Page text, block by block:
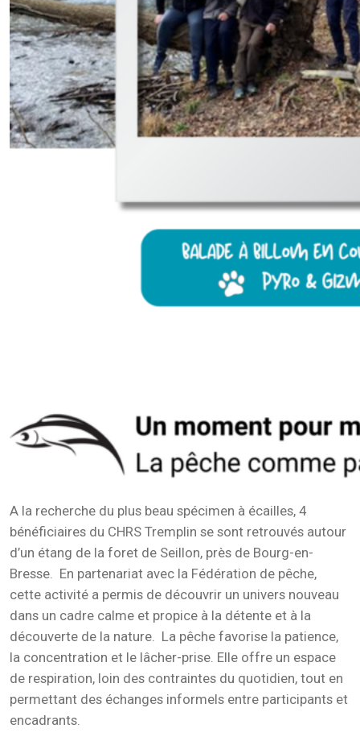
A la recherche du plus beau spécimen à écailles, 4
bénéficiaires du CHRS Tremplin se sont retrouvés autour
d’un étang de la foret de Seillon, près de Bourg-en-
Bresse. En partenariat avec la Fédération de pêche,
cette activité a permis de découvrir un univers nouveau
dans un cadre calme et propice à la détente et à la
découverte de la nature. La pêche favorise la patience,
la concentration et le lâcher-prise. Elle offre un espace
de respiration, loin des contraintes du quotidien, tout en
permettant des échanges informels entre participants et
encadrants.